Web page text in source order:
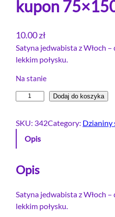
kupon
10.00zł
Satyna jedwabista z Włoch
lekkim połysku.
Na stanie
o
ś
a
y
n
Dodaj do koszyka
SKU: 342Category: Dzianiny
Opis
Opis
Satyna jedwabista z Włoch
lekkim połysku.